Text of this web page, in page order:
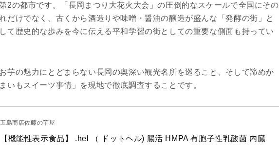
2の都市です。「長岡まつり大花火大会」の圧倒的なスケールで全国にその
だけでなく、古くから酒造りや味噌・醤油の醸造が盛んな「発酵の街」と
て歴史的な歩みを今に伝える平和学習の街としての重要な側面も持ってい
芋の魅力にとどまらない長岡の奥深い観光名所を巡ること、そして諦めか
いもスイーツ事情」を現地で徹底調査することです。
五島商店佐藤の芋屋
【機能性表示食品】 .hel （ ドットヘル) 腸活 HMPA 有胞子性乳酸菌 内臓